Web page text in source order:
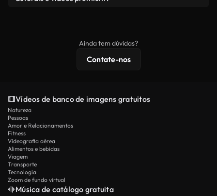
licenciamento estendidas.
Ainda tem dúvidas?
Contate-nos
Vídeos de banco de imagens gratuitos
Natureza
Pessoas
Amor e Relacionamentos
Fitness
Videografia aérea
Alimentos e bebidas
Viagem
Transporte
Tecnologia
Zoom de fundo virtual
Música de catálogo gratuita